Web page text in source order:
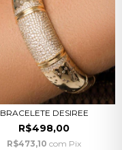
BRACELETE DESIREE
R$498,00
R$473,10 com Pix